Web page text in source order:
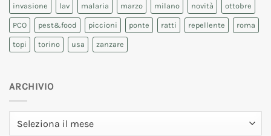
invasione lav malaria marzo milano novità ottobre
PCO pest&food piccioni ponte ratti repellente roma
topi torino usa zanzare
ARCHIVIO